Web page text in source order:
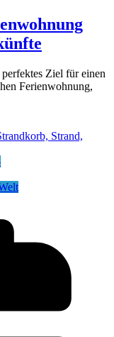
Ziel für einen
Ferienwohnung,